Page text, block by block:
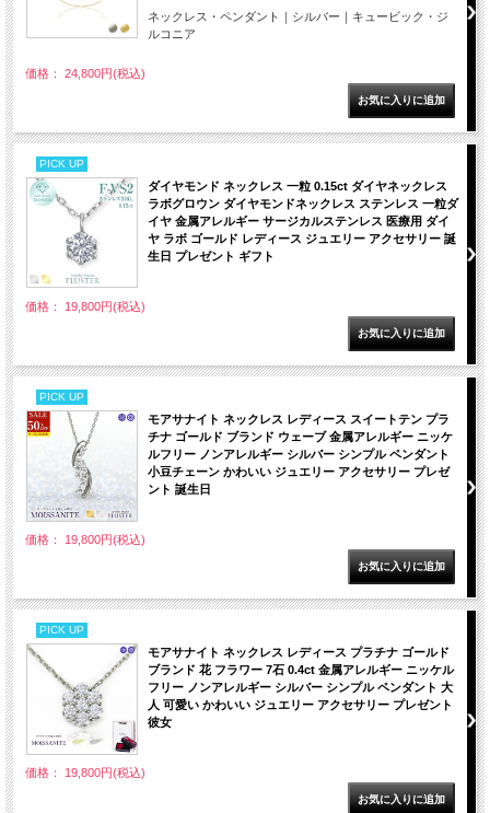
ネックレス・ペンダント｜シルバー｜キュービック・ジ
ルコニア
価格： 24,800円(税込)
PICK UP
ダイヤモンド ネックレス 一粒 0.15ct ダイヤネックレス
ラボグロウン ダイヤモンドネックレス ステンレス 一粒ダ
イヤ 金属アレルギー サージカルステンレス 医療用 ダイ
ヤ ラボ ゴールド レディース ジュエリー アクセサリー 誕
生日 プレゼント ギフト
価格： 19,800円(税込)
PICK UP
モアサナイト ネックレス レディース スイートテン プラ
チナ ゴールド ブランド ウェーブ 金属アレルギー ニッケ
ルフリー ノンアレルギー シルバー シンプル ペンダント
小豆チェーン かわいい ジュエリー アクセサリー プレゼ
ント 誕生日
価格： 19,800円(税込)
PICK UP
モアサナイト ネックレス レディース プラチナ ゴールド
ブランド 花 フラワー 7石 0.4ct 金属アレルギー ニッケル
フリー ノンアレルギー シルバー シンプル ペンダント 大
人 可愛い かわいい ジュエリー アクセサリー プレゼント
彼女
価格： 19,800円(税込)